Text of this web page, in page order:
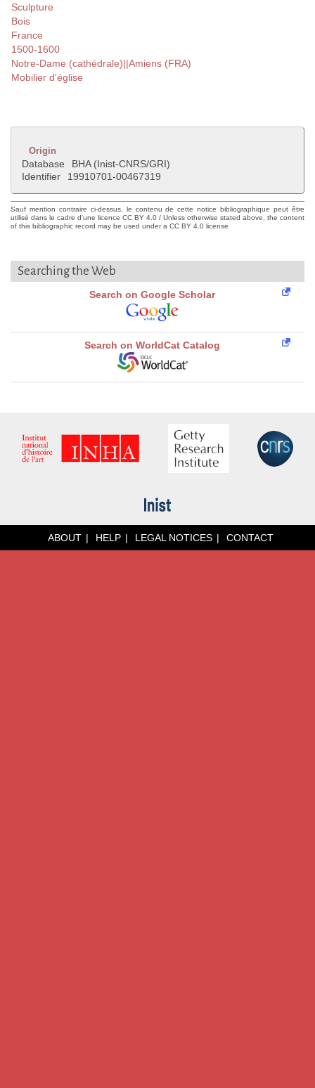
Sculpture
Bois
France
1500-1600
Notre-Dame (cathédrale)||Amiens (FRA)
Mobilier d'église
Origin
Database
BHA (Inist-CNRS/GRI)
Identifier
19910701-00467319
Sauf mention contraire ci-dessus, le contenu de cette notice bibliographique peut être
utilisé dans le cadre d'une licence CC BY 4.0 / Unless otherwise stated above, the content
of this bibliographic record may be used under a CC BY 4.0 license
Searching the Web
Search on Google Scholar
Search on WorldCat Catalog
ABOUT HELP LEGAL NOTICES CONTACT